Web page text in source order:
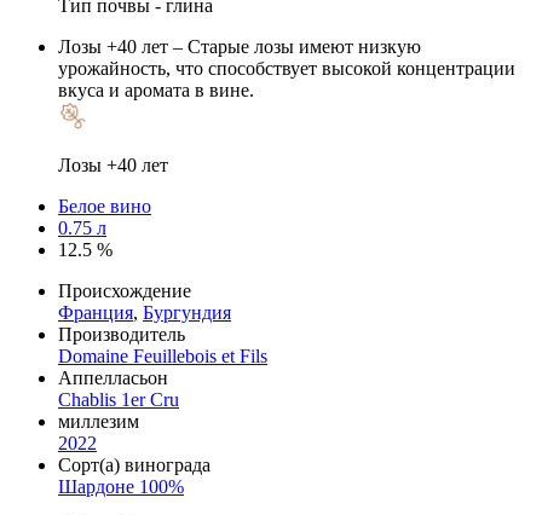
Тип почвы - глина
Лозы +40 лет – Старые лозы имеют низкую
урожайность, что способствует высокой концентрации
вкуса и аромата в вине.
Лозы +40 лет
Белое вино
0.75 л
12.5 %
Происхождение
Франция, Бургундия
Производитель
Domaine Feuillebois et Fils
Аппелласьон
Chablis 1er Cru
миллезим
2022
Сорт(а) винограда
Шардоне 100%